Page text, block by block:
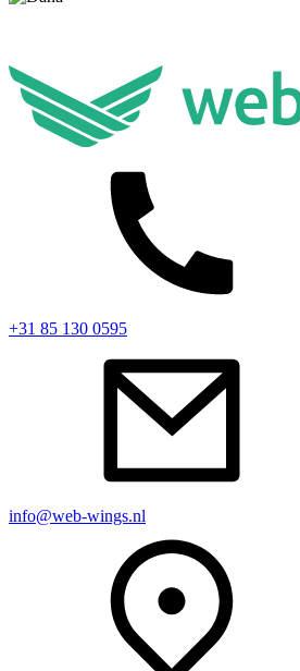
+31 85 130 0595
info@web-wings.nl